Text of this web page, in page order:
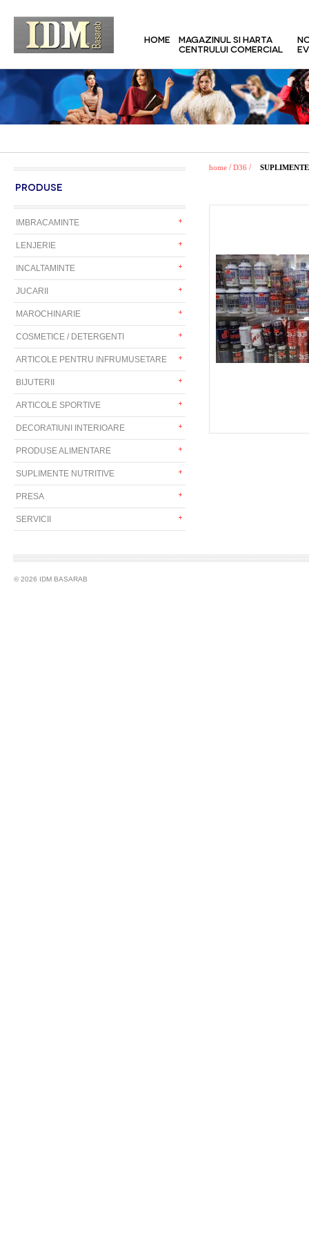
HOME
MAGAZINUL SI HARTA
CENTRULUI COMERCIAL
PRODUSE
IMBRACAMINTE
LENJERIE
INCALTAMINTE
JUCARII
MAROCHINARIE
COSMETICE / DETERGENTI
ARTICOLE PENTRU INFRUMUSETARE
BIJUTERII
ARTICOLE SPORTIVE
DECORATIUNI INTERIOARE
PRODUSE ALIMENTARE
SUPLIMENTE NUTRITIVE
PRESA
SERVICII
home / D36 /
© 2026 IDM BASARAB